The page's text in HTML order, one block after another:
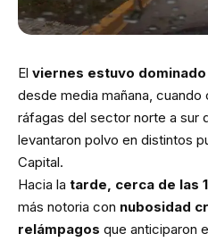
El viernes estuvo
desde media mañana,
ráfagas del sector norte a sur
levantaron polvo en distintos
Capital.
Hacia la tarde, cerca de las
más notoria con nubosidad
relámpagos que anticiparon